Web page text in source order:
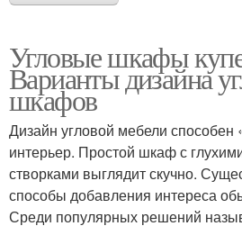
Угловые шкафы
Варианты дизайна
шкафов
Дизайн угловой мебели
интерьер. Простой шкаф с
створками выглядит скучно.
способы добавления интереса
Среди популярных решений